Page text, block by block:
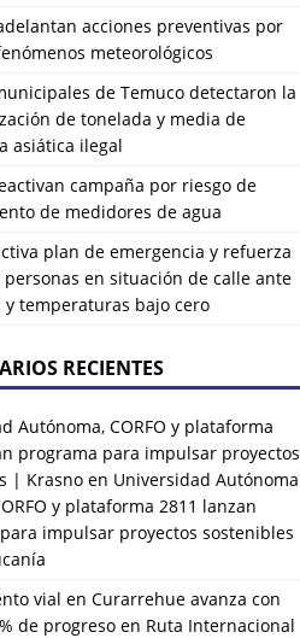
acciones preventivas por
meteorológicos
de Temuco detectaron la
de tonelada y media de
asiática ilegal
campaña por riesgo de
de medidores de agua
plan de emergencia y refuerza
en situación de calle ante
y temperaturas bajo cero
RECIENTES
Autónoma, CORFO y plataforma
programa para impulsar proyectos
| Krasnoen Universidad Autónoma
y plataforma 2811 lanzan
impulsar proyectos sostenibles
vial en Curarrehue avanza con
de progreso en Ruta Internacional